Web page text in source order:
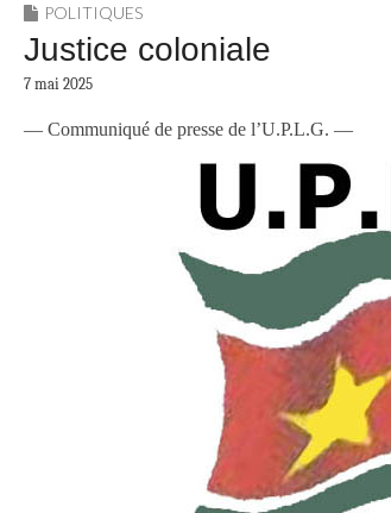
POLITIQUES
Justice coloniale
7 mai 2025
— Communiqué de presse de l’U.P.L.G. —